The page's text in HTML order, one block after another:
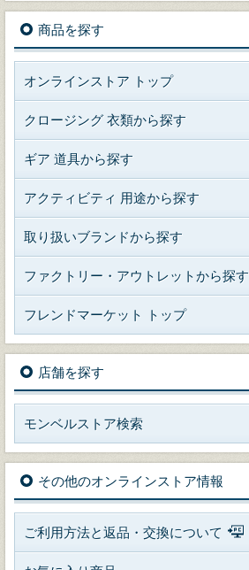
商品を探す
オンラインストア トップ
クロージング 衣類から探す
ギア 道具から探す
アクティビティ 用途から探す
取り扱いブランドから探す
ファクトリー・アウトレットから探す
フレンドマーケット トップ
店舗を探す
モンベルストア検索
その他のオンラインストア情報
ご利用方法と返品・交換について